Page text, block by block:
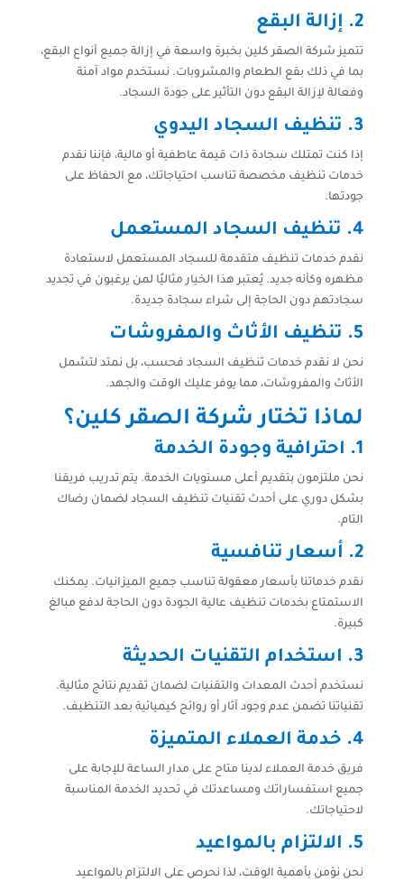
2. إزالة البقع
تتميز شركة الصقر كلين بخبرة واسعة في إزالة جميع أنواع البقع،
بما في ذلك بقع الطعام والمشروبات. نستخدم مواد آمنة
وفعالة لإزالة البقع دون التأثير على جودة السجاد.
3. تنظيف السجاد اليدوي
إذا كنت تمتلك سجادة ذات قيمة عاطفية أو مالية، فإننا نقدم
خدمات تنظيف مخصصة تناسب احتياجاتك، مع الحفاظ على
جودتها.
4. تنظيف السجاد المستعمل
نقدم خدمات تنظيف متقدمة للسجاد المستعمل لاستعادة
مظهره وكأنه جديد. يُعتبر هذا الخيار مثاليًا لمن يرغبون في تجديد
سجادتهم دون الحاجة إلى شراء سجادة جديدة.
5. تنظيف الأثاث والمفروشات
نحن لا نقدم خدمات تنظيف السجاد فحسب، بل نمتد لتشمل
الأثاث والمفروشات، مما يوفر عليك الوقت والجهد.
لماذا تختار شركة الصقر كلين؟
1. احترافية وجودة الخدمة
نحن ملتزمون بتقديم أعلى مستويات الخدمة. يتم تدريب فريقنا
بشكل دوري على أحدث تقنيات تنظيف السجاد لضمان رضاك
التام.
2. أسعار تنافسية
نقدم خدماتنا بأسعار معقولة تناسب جميع الميزانيات. يمكنك
الاستمتاع بخدمات تنظيف عالية الجودة دون الحاجة لدفع مبالغ
كبيرة.
3. استخدام التقنيات الحديثة
نستخدم أحدث المعدات والتقنيات لضمان تقديم نتائج مثالية.
تقنياتنا تضمن عدم وجود آثار أو روائح كيميائية بعد التنظيف.
4. خدمة العملاء المتميزة
فريق خدمة العملاء لدينا متاح على مدار الساعة للإجابة على
جميع استفساراتك ومساعدتك في تحديد الخدمة المناسبة
لاحتياجاتك.
5. الالتزام بالمواعيد
نحن نؤمن بأهمية الوقت، لذا نحرص على الالتزام بالمواعيد